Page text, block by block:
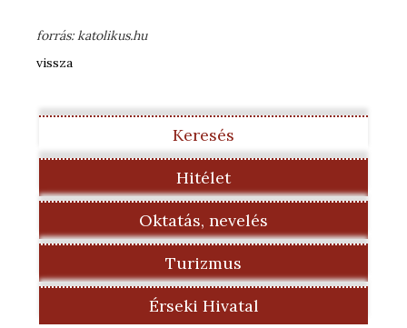
forrás: katolikus.hu
vissza
Keresés
Hitélet
Oktatás, nevelés
Turizmus
Érseki Hivatal